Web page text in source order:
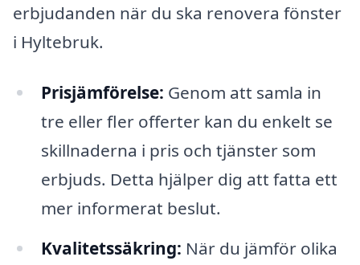
erbjudanden när du ska renovera fönster
i Hyltebruk.
Prisjämförelse: Genom att samla in
tre eller fler offerter kan du enkelt se
skillnaderna i pris och tjänster som
erbjuds. Detta hjälper dig att fatta ett
mer informerat beslut.
Kvalitetssäkring: När du jämför olika